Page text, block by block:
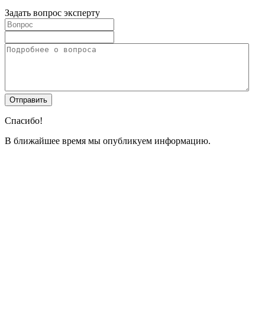
Задать вопрос эксперту
Спасибо!
В ближайшее время мы опубликуем информацию.